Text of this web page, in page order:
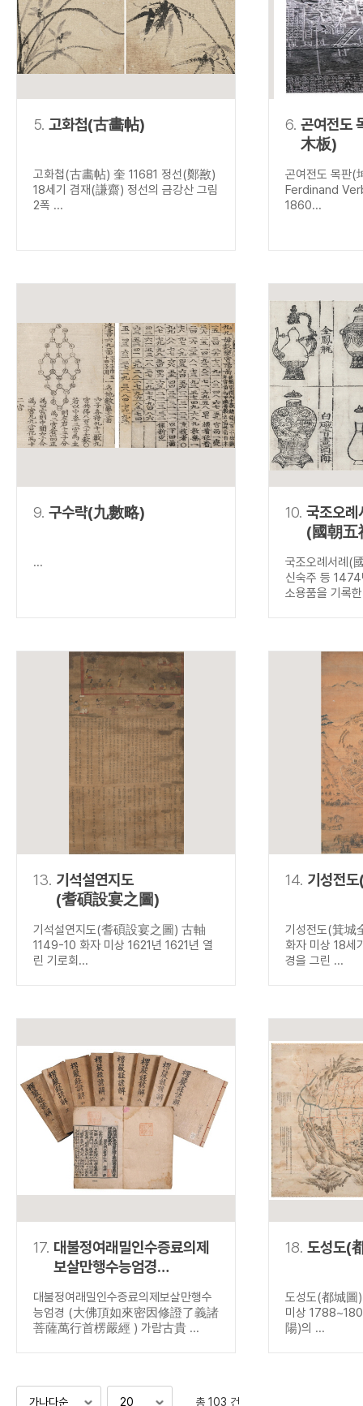
5. 고화첩(古畵帖)
고화첩(古畵帖) 奎 11681 정선(鄭敾)
18세기 겸재(謙齋) 정선의 금강산 그림
2폭 ...
6. 곤여전도
木板)
곤여전도 목판
Ferdinand
1860...
9. 구수략(九數略)
...
10. 국조오례
(國朝五
국조오례서례(
신숙주 등
소용품을 기록
13. 기석설연지도
(耆碩設宴之圖)
기석설연지도(耆碩設宴之圖) 古軸
1149-10 화자 미상 1621년 1621년 열
린 기로회...
14. 기성전
기성전도(箕
화자 미상 18세
경을 그린 ...
17. 대불정여래밀인수증료의제
보살만행수능엄경
義諸菩薩萬行首楞嚴經 )
대불정여래밀인수증료의제보살만행수
능엄경 (大佛頂如來密因修證了義諸
菩薩萬行首楞嚴經 ) 가람古貴 ...
18. 도성도(
도성도(都城
미상
陽)의 ...
총 103 건